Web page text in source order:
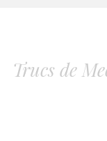
Trucs de